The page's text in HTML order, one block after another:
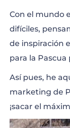
atractivas
Inserte
Cree y
felicitación
Dé un
Con el mundo
difíciles,
de inspiración
para la Pascua
Así pues, he
marketing de
¡sacar el